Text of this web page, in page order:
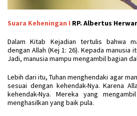
Suara Keheningan I RP. Albertus
DalamKitab Kejadian tertulis bahwa
dengan Allah (Kej 1: 26). Kepada manusia
Jadi, manusia mampu mengambil bagian
Lebih dari itu, Tuhan menghendaki agar
sesuai dengan kehendak-Nya. Karena
kehendak-Nya. Mereka yang
menghasilkan yang baik pula.